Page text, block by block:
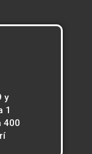
y
1
400